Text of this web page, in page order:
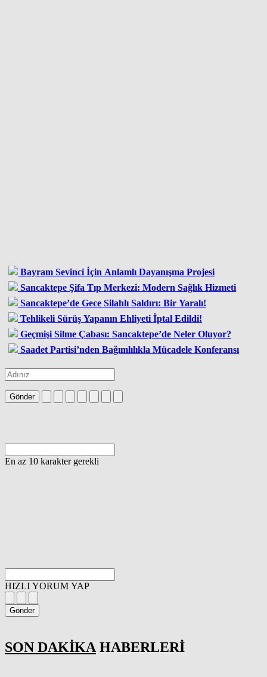
Bayram Sevinci İçin Anlamlı Dayanışma Projesi
Sancaktepe Şifa Tıp Merkezi: Modern Sağlık Hizmeti
Sancaktepe’de Gece Silahlı Saldırı: Bir Yaralı!
Tehlikeli Sürüş Yapanın Ehliyeti İptal Edildi!
Geçmişi Silme Çabası: Sancaktepe’de Neler Oluyor?
Saadet Partisi’nden Bağımlılıkla Mücadele Konferansı
Gönder
En az 10 karakter gerekli
HIZLI YORUM YAP
Gönder
SON DAKİKA HABERLERİ